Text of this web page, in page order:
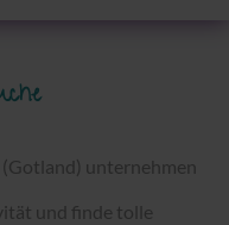
unternehmen
und finde tolle